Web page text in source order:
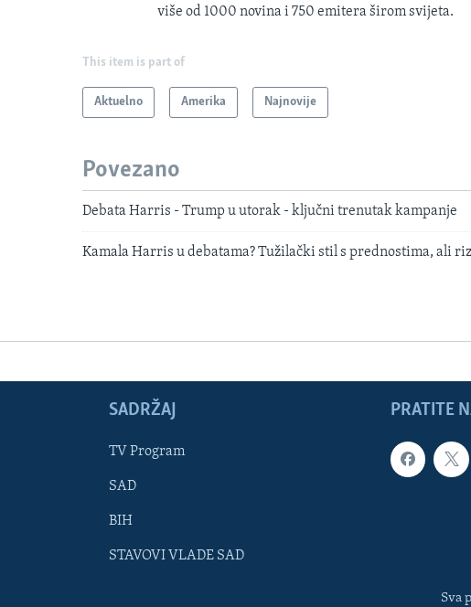
više od 1000 novina i 750 emitera širom svijeta.
This item is part of
Aktuelno Amerika Najnovije
Povezano
Debata Harris - Trump u utorak - ključni trenutak kampanje
Kamala Harris u debatama? Tužilački stil s prednostima, ali
PRATITE
SADRŽAJ
TV Program
SAD
BIH
STAVOVI VLADE SAD
Sva